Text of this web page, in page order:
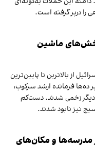
را دربر گرفته است.
بخش‌های ماشین‌
از بالاترین تا پایین‌ترین
فرمانده ارشد سرکوب،
سرکوبگر کشته و ۲۱ هزار تن دیگر زخمی شدند. دست‌کم
مدرسه‌ها و مکان‌های